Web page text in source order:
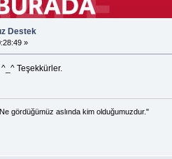
Destek
»
Teşekkürler.
gördüğümüz aslında kim olduğumuzdur."